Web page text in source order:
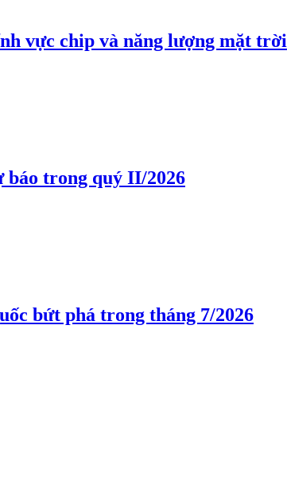
vực chip và năng lượng mặt trời
báo trong quý II/2026
bứt phá trong tháng 7/2026